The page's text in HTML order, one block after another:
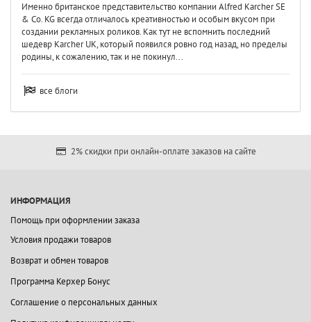
Именно британское представительство компании Alfred Karcher SE
& Co. KG всегда отличалось креативностью и особым вкусом при
создании рекламных роликов. Как тут не вспомнить последний
шедевр Karcher UK, который появился ровно год назад, но пределы
родины, к сожалению, так и не покинул...
все блоги
2% скидки при онлайн-оплате заказов на сайте
ИНФОРМАЦИЯ
Помощь при оформлении заказа
Условия продажи товаров
Возврат и обмен товаров
Программа Керхер Бонус
Соглашение о персональных данных